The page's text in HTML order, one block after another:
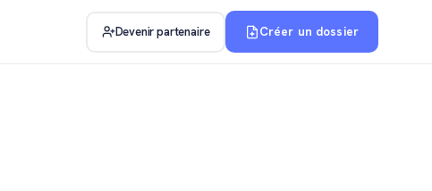
Devenir partenaire Créer un dossier